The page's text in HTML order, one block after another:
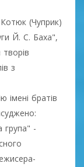
Котюк (Чуприк)
Й. С. Баха",
з
імені братів
група" -